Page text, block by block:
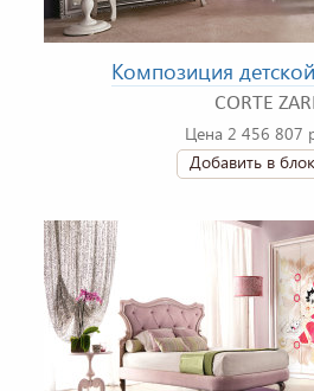
Композиция
CORTE ZARI
Цена 2 456 807
Добавить в